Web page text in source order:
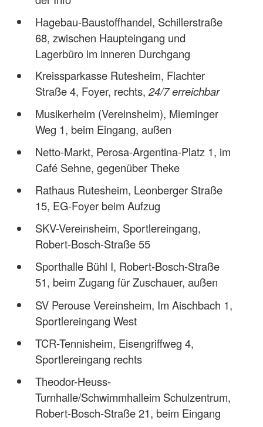
Hagebau-Baustoffhandel, Schillerstraße
68, zwischen Haupteingang und
Lagerbüro im inneren Durchgang
Kreissparkasse Rutesheim, Flachter
Straße 4, Foyer, rechts,24/7 erreichbar
Musikerheim (Vereinsheim), Mieminger
Weg 1, beim Eingang, außen
Netto-Markt, Perosa-Argentina-Platz 1, im
Café Sehne, gegenüber Theke
Rathaus Rutesheim, Leonberger Straße
15, EG-Foyer beim Aufzug
SKV-Vereinsheim, Sportlereingang,
Robert-Bosch-Straße 55
Sporthalle Bühl I, Robert-Bosch-Straße
51, beim Zugang für Zuschauer, außen
SV Perouse Vereinsheim, Im Aischbach 1,
Sportlereingang West
TCR-Tennisheim, Eisengriffweg 4,
Sportlereingang rechts
Theodor-Heuss-
Turnhalle/Schwimmhalleim Schulzentrum,
Robert-Bosch-Straße 21, beim Eingang